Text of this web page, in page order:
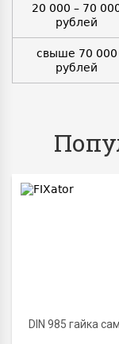
20 000 – 70
рублей
свыше 70 000
рублей
DIN 985 гайка